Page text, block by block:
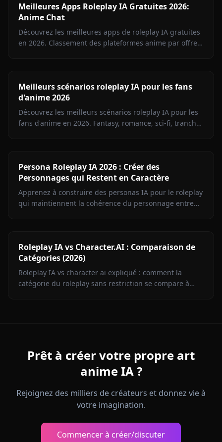
Meilleures Apps Roleplay IA Gratuites 2026:
Anime Chat
Découvrez les meilleures apps de roleplay IA gratuites
en 2026. Classement des plateformes anime par offre
Meilleurs scénarios roleplay IA pour les fans
d'anime 2026
Découvrez les meilleurs scénarios roleplay IA pour les
fans d'anime en 2026. Fantasy, romance, sci-fi, tranche
Persona Roleplay IA 2026 : Créer des
Personnages qui Restent en Caractère
Apprenez à construire des personas IA pour le roleplay
qui maintiennent la cohérence du personnage entre
Roleplay IA vs Character.AI : Comparaison de
Catégories (2026)
Roleplay IA vs character ai expliqué : comment la
catégorie du roleplay sans restriction se compare à
Prêt à créer votre propre art
anime IA ?
Rejoignez des milliers de créateurs et donnez vie à
votre imagination.
Commencer à créer/discuter